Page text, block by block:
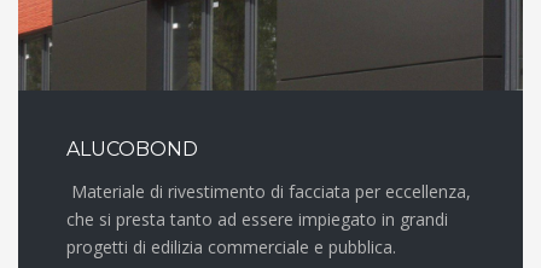
ALUCOBOND
Materiale di rivestimento di facciata per eccellenza,
che si presta tanto ad essere impiegato in grandi
progetti di edilizia commerciale e pubblica.